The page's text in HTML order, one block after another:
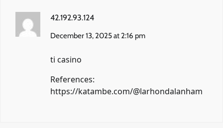
42.192.93.124
December 13, 2025 at 2:16 pm
ti casino
References:
https://katambe.com/@larhondalanham